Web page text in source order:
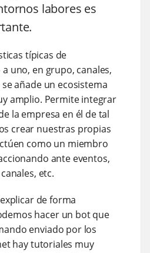
labores es
típicas de
uno, en grupo, canales,
añade un ecosistema
amplio. Permite integrar
la empresa en él de tal
crear nuestras propias
como un miembro
ante eventos,
etc.
de forma
hacer un bot que
enviado por los
hay tutoriales muy